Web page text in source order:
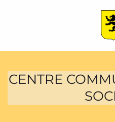
main
CENTRE